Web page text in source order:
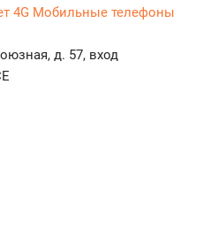
4G Мобильные телефоны
д. 57, вход